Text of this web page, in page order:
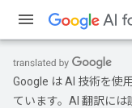
Google は AI 技術を使
ています。AI 翻訳には